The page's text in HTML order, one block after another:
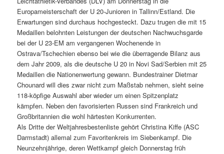
Europameisterschaft der U 20-Junioren in Tallinn/Estland. Die
Erwartungen sind durchaus hochgesteckt. Dazu trugen die mit 15
Medaillen belohnten Leistungen der deutschen Nachwuchsgarde
bei der U 23-EM am vergangenen Wochenende in
Ostrava/Tschechien ebenso bei wie die überragende Bilanz aus
dem Jahr 2009, als die deutsche U 20 in Novi Sad/Serbien mit 25
Medaillen die Nationenwertung gewann. Bundestrainer Dietmar
Chounard will dies zwar nicht zum Maßstab nehmen, sieht seine
118-köpfige Auswahl aber wieder um einen Spitzenplatz
kämpfen. Neben den favorisierten Russen sind Frankreich und
Großbritannien die wohl härtesten Konkurrenten.
Als Dritte der Weltjahresbestenliste gehört Christina Kiffe (ASC
Darmstadt) allemal zum Favoritenkreis im Siebenkampf. Die
Neunzehnjährige, deren Wettkampf gleich Donnerstag früh